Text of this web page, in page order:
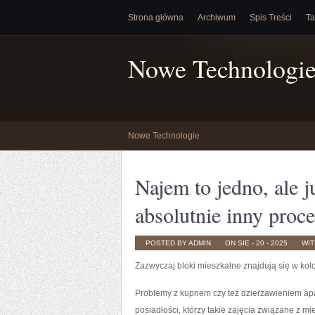
Strona główna Archiwum Spis Treści
Nowe
Nowe Technologie
Najem to jedno, ale
absolutnie inny
POSTED BY ADMIN ON SIE - 20 - 2025
Zazwyczaj bloki mieszkalne znajdują się w
Problemy z kupnem czy też dzierżawieniem
posiadłości, którzy takie zajęcia związane z